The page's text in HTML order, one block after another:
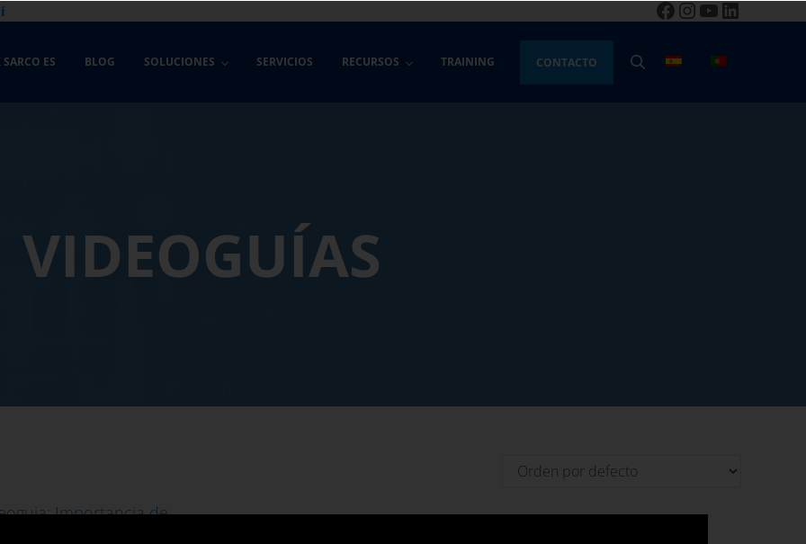
Facebook
Instagram
YouTube
LinkedIn
ES BLOG SOLUCIONES SERVICIOS RECURSOS TRAINING CONTACTO BUSCAR
VIDEOGUÍAS